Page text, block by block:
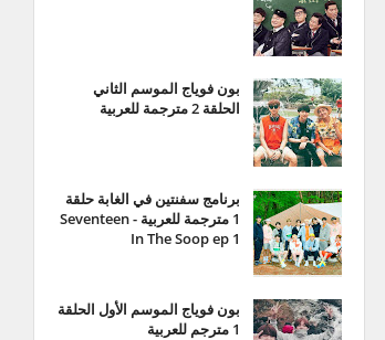
بون فوياج الموسم الثاني
الحلقة 2 مترجمة للعربية
برنامج سفنتين في الغابة حلقة
1 مترجمة للعربية - Seventeen
In The Soop ep 1
بون فوياج الموسم الأول الحلقة
1 مترجم للعربية